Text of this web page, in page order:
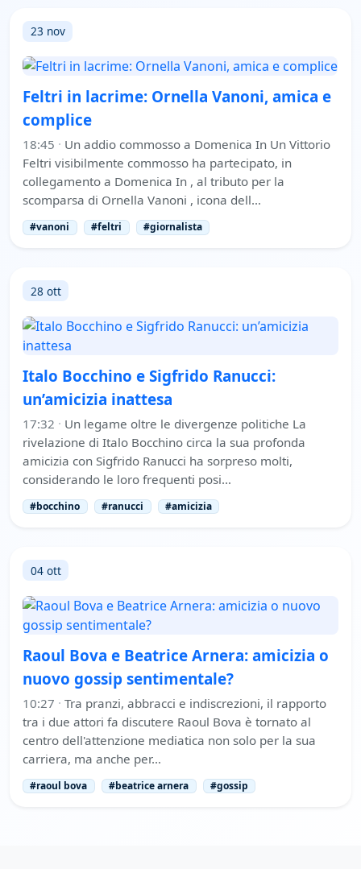
23 nov
Feltri in lacrime: Ornella Vanoni, amica e
complice
18:45 · Un addio commosso a Domenica In Un Vittorio
Feltri visibilmente commosso ha partecipato, in
collegamento a Domenica In , al tributo per la
scomparsa di Ornella Vanoni , icona dell…
#vanoni #feltri #giornalista
28 ott
Italo Bocchino e Sigfrido Ranucci:
un’amicizia inattesa
17:32 · Un legame oltre le divergenze politiche La
rivelazione di Italo Bocchino circa la sua profonda
amicizia con Sigfrido Ranucci ha sorpreso molti,
considerando le loro frequenti posi…
#bocchino #ranucci #amicizia
04 ott
Raoul Bova e Beatrice Arnera: amicizia o
nuovo gossip sentimentale?
10:27 · Tra pranzi, abbracci e indiscrezioni, il rapporto
tra i due attori fa discutere Raoul Bova è tornato al
centro dell'attenzione mediatica non solo per la sua
carriera, ma anche per…
#raoul bova #beatrice arnera #gossip